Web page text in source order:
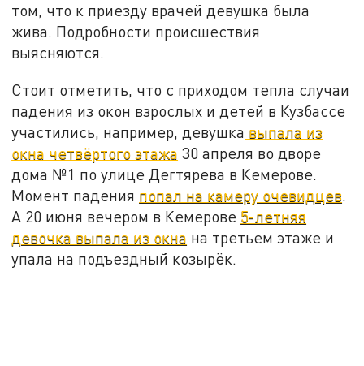
том, что к приезду врачей девушка была
жива. Подробности происшествия
выясняются.
Стоит отметить, что с приходом тепла случаи
падения из окон взрослых и детей в Кузбассе
участились, например, девушка выпала из
окна четвёртого этажа 30 апреля во дворе
дома №1 по улице Дегтярева в Кемерове.
Момент падения попал на камеру очевидцев.
А 20 июня вечером в Кемерове 5-летняя
девочка выпала из окна на третьем этаже и
упала на подъездный козырёк.